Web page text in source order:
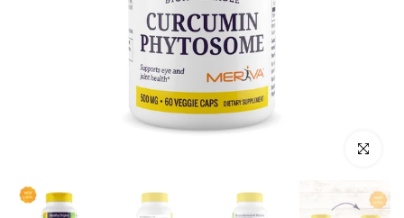
點擊放大